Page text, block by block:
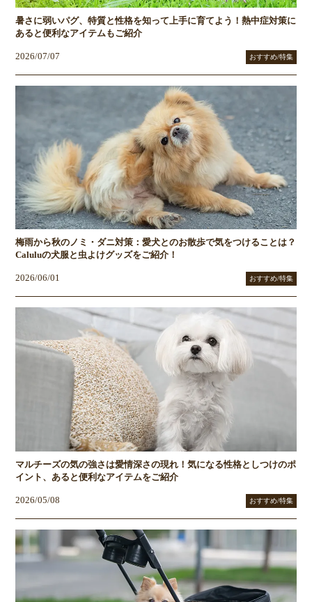
暑さに弱いパグ、特質と性格を知って上手に育てよう！熱中症対策に
あると便利なアイテムもご紹介
2026/07/07 おすすめ/特集
梅雨から秋のノミ・ダニ対策：愛犬とのお散歩で気をつけることは？
Caluluの犬服と虫よけグッズをご紹介！
2026/06/01 おすすめ/特集
マルチーズの気の強さは愛情深さの現れ！気になる性格としつけのポ
イント、あると便利なアイテムをご紹介
2026/05/08 おすすめ/特集